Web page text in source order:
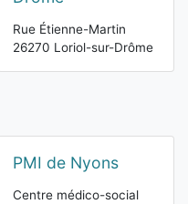
Rue Étienne-Martin
26270 Loriol-sur-Drôme
PMI de Nyons
Centre médico-social